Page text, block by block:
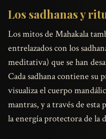
Los sadhanas y
Los mitos de Mahakala
entrelazados con los
meditativa) que se han
Cada sadhana contiene su
visualiza el cuerpo
mantras, y a través de
la energía protectora de la